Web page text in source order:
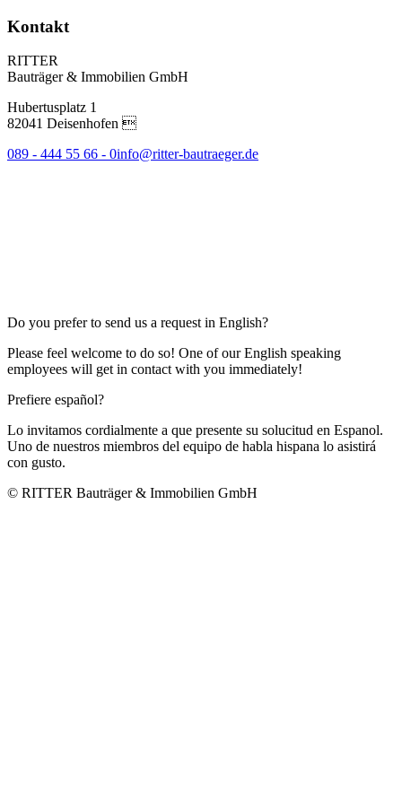
Kontakt
RITTER
Bauträger & Immobilien GmbH
Hubertusplatz 1
82041 Deisenhofen 
089 - 444 55 66 - 0info@ritter-bautraeger.de
Do you prefer to send us a request in English?
Please feel welcome to do so! One of our English speaking
employees will get in contact with you immediately!
Prefiere español?
Lo invitamos cordialmente a que presente su solucitud en Espanol.
Uno de nuestros miembros del equipo de habla hispana lo asistirá
con gusto.
© RITTER Bauträger & Immobilien GmbH